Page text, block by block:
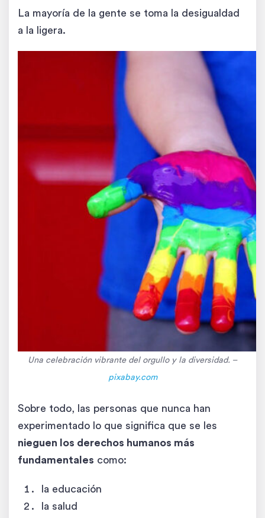
La mayoría de la gente se toma la desigualdad
a la ligera.
Una celebración vibrante del orgullo y la diversidad. –
pixabay.com
Sobre todo, las personas que nunca han
experimentado lo que significa que se les
nieguen los derechos humanos más
fundamentales como:
la educación
la salud